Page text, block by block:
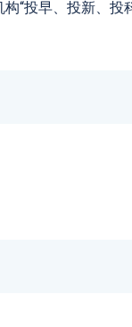
“投早、投新、投